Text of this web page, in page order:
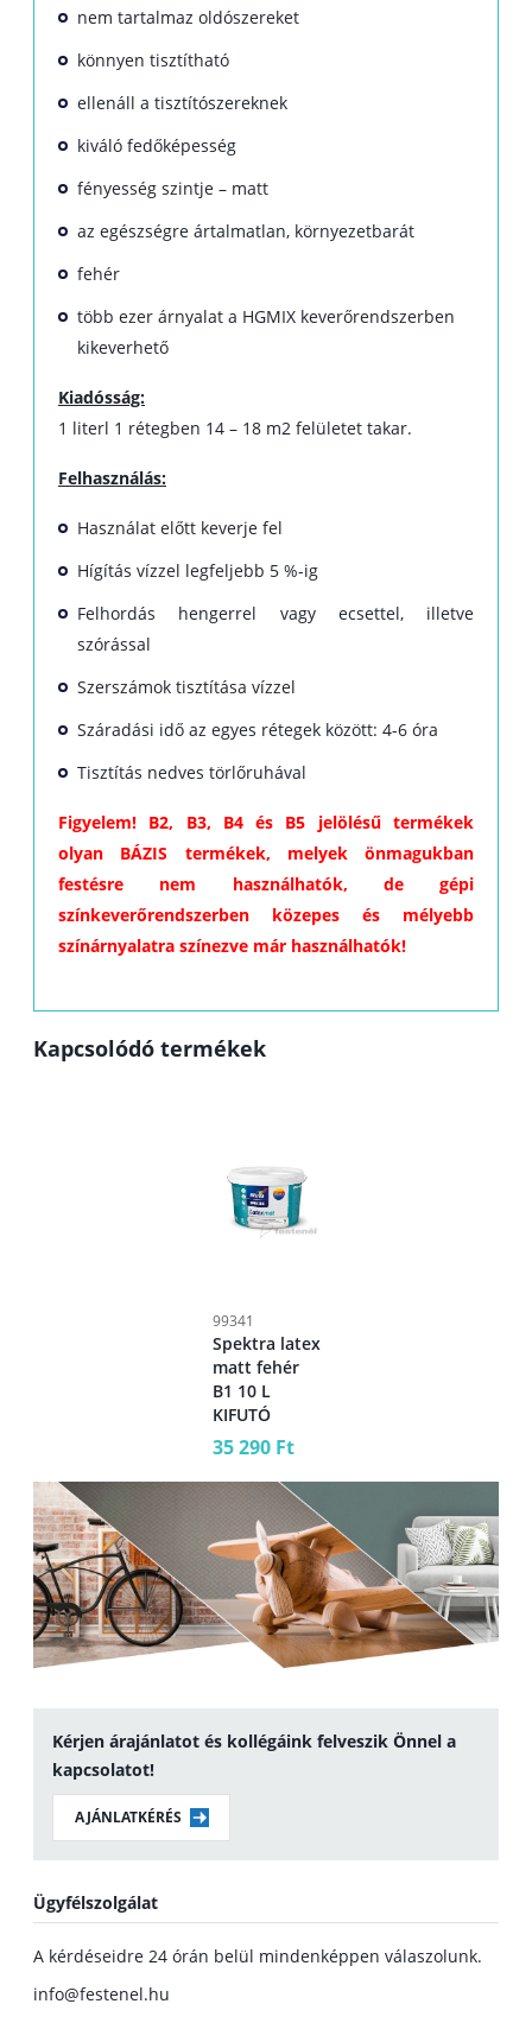
nem tartalmaz oldószereket
könnyen tisztítható
ellenáll a tisztítószereknek
kiváló fedőképesség
fényesség szintje – matt
az egészségre ártalmatlan, környezetbarát
fehér
több ezer árnyalat a HGMIX keverőrendszerben
kikeverhető
Kiadósság:
1 literl 1 rétegben 14 – 18 m2 felületet takar.
Felhasználás:
Használat előtt keverje fel
Hígítás vízzel legfeljebb 5 %-ig
Felhordás hengerrel vagy ecsettel, illetve
szórással
Szerszámok tisztítása vízzel
Száradási idő az egyes rétegek között: 4-6 óra
Tisztítás nedves törlőruhával
Figyelem! B2, B3, B4 és B5 jelölésű termékek
olyan BÁZIS termékek, melyek önmagukban
festésre nem használhatók, de gépi
színkeverőrendszerben közepes és mélyebb
színárnyalatra színezve már használhatók!
Kapcsolódó termékek
99341
Spektra latex
matt fehér
B1 10 L
KIFUTÓ
35 290 Ft
Kérjen árajánlatot és kollégáink felveszik Önnel a
kapcsolatot!
AJÁNLATKÉRÉS
Ügyfélszolgálat
A kérdéseidre 24 órán belül mindenképpen válaszolunk.
info@festenel.hu